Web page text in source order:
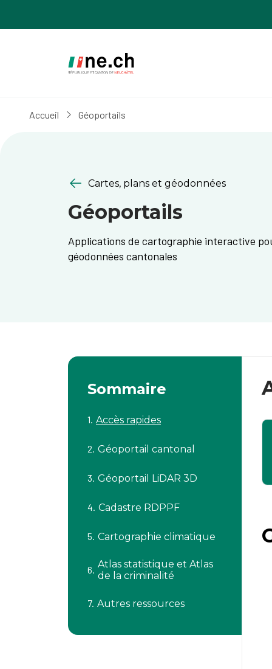
Accueil Géoportails
Cartes, plans et géodonnées
Géoportails
Applications de cartographie interactive
géodonnées cantonales
Sommaire
Accès rapides
Géoportail cantonal
Géoportail LiDAR 3D
Cadastre RDPPF
Cartographie climatique
Atlas statistique et Atlas
de la criminalité
Autres ressources